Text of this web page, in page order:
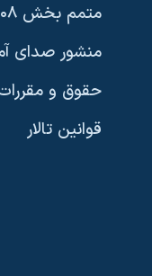
متمم بخش ۵۰۸
منشور صدای
حقوق و
قوانین تالار